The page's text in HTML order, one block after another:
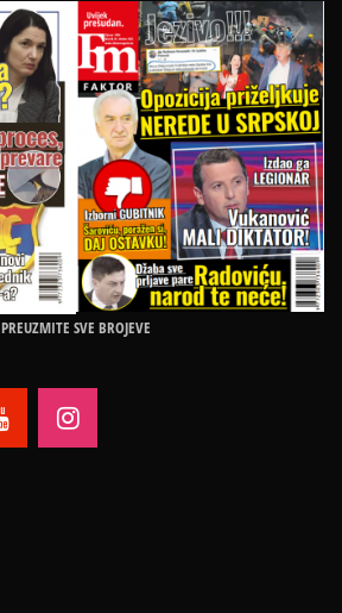
PREUZMITE SVE BROJEVE